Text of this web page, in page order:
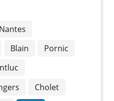
Nantes
Blain
Pornic
Cholet